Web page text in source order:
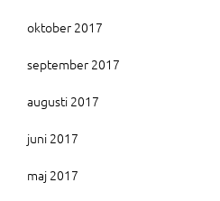
oktober 2017
september 2017
augusti 2017
juni 2017
maj 2017